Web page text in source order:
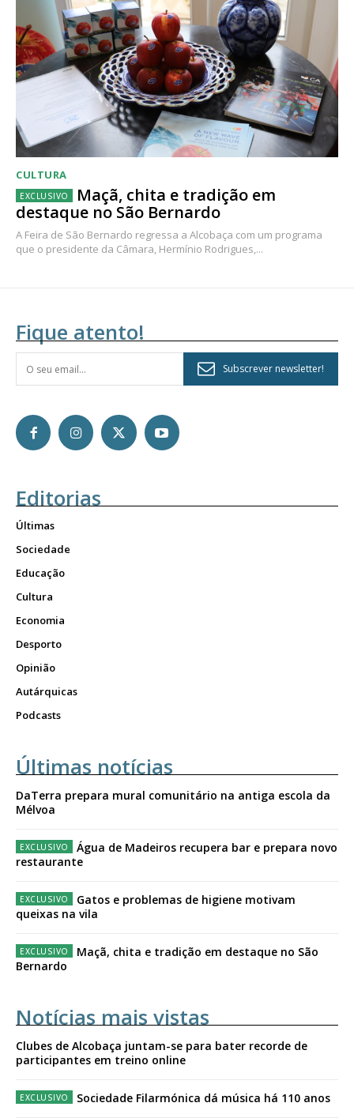
CULTURA
Maçã, chita e tradição em
destaque no São Bernardo
A Feira de São Bernardo regressa a Alcobaça com um programa
que o presidente da Câmara, Hermínio Rodrigues,...
Fique atento!
Subscrever newsletter!
Editorias
Últimas
Sociedade
Educação
Cultura
Economia
Desporto
Opinião
Autárquicas
Podcasts
Últimas notícias
DaTerra prepara mural comunitário na antiga escola da
Mélvoa
Água de Madeiros recupera bar e prepara novo
restaurante
Gatos e problemas de higiene motivam
queixas na vila
Maçã, chita e tradição em destaque no São
Bernardo
Notícias mais vistas
Clubes de Alcobaça juntam-se para bater recorde de
participantes em treino online
Sociedade Filarmónica dá música há 110 anos